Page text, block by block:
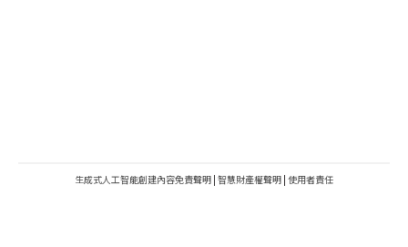
生成式人工智能創建內容免責聲明 | 智慧財產權聲明 | 使用者責任